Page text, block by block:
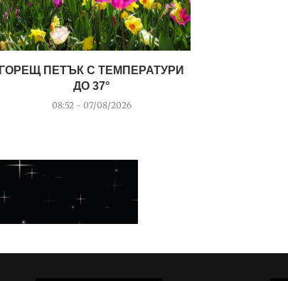
ГОРЕЩ ПЕТЪК С ТЕМПЕРАТУРИ
ДО 37°
08:52 - 07/08/2026